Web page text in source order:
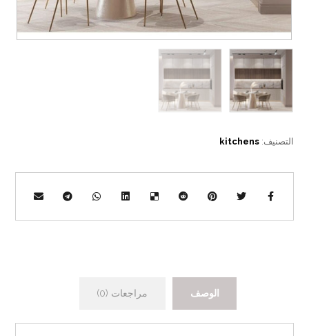
التصنيف:kitchens
الوصف مراجعات (0)